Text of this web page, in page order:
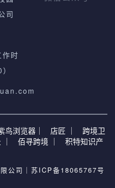
司
时
鸟浏览器｜ 店匠 ｜
跨境卫
佰寻跨境 ｜
积特知识产
公司｜ 苏ICP备18065767号